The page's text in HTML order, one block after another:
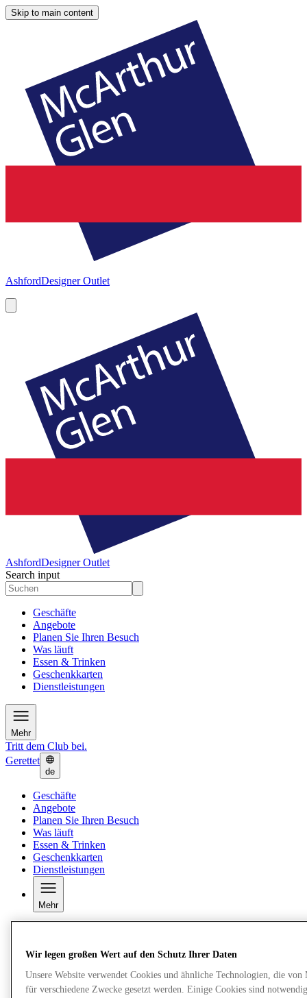
Skip to main content
AshfordDesigner Outlet
AshfordDesigner Outlet
Search input
Geschäfte
Angebote
Planen Sie Ihren Besuch
Was läuft
Essen & Trinken
Geschenkkarten
Dienstleistungen
Mehr
Tritt dem Club bei.
Gerettet
de
Geschäfte
Angebote
Planen Sie Ihren Besuch
Was läuft
Essen & Trinken
Geschenkkarten
Dienstleistungen
Mehr
Wir legen großen Wert auf den Schutz Ihrer Daten
Unsere Website verwendet Cookies und ähnliche Technologien, die
für verschiedene Zwecke gesetzt werden. Einige Cookies sind